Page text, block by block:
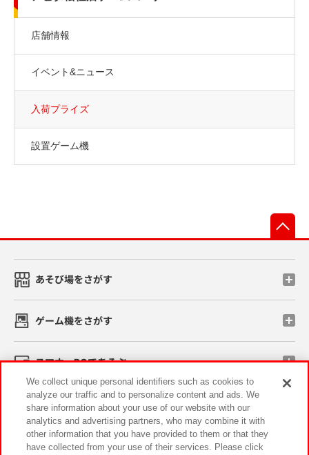
店舗情報
イベント&ニュース
入荷プライズ
設置ゲーム機
あそび場をさがす
ゲーム機をさがす
スマホ・PCであそぶ
イベント・キャンペーン
We collect unique personal identifiers such as cookies to
analyze our traffic and to personalize content and ads. We
share information about your use of our website with our
analytics and advertising partners, who may combine it with
other information that you have provided to them or that they
have collected from your use of their services. Please click